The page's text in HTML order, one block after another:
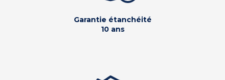
Garantie étanchéité
10 ans